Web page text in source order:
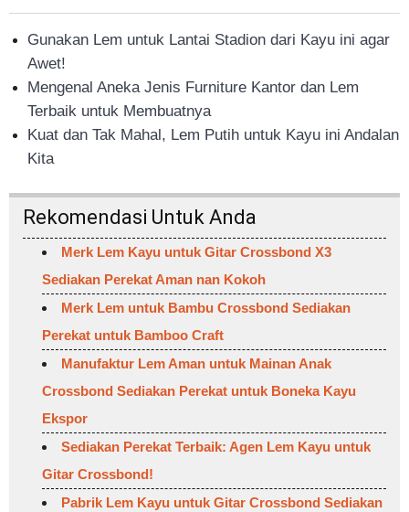
Gunakan Lem untuk Lantai Stadion dari Kayu ini agar
Awet!
Mengenal Aneka Jenis Furniture Kantor dan Lem
Terbaik untuk Membuatnya
Kuat dan Tak Mahal, Lem Putih untuk Kayu ini Andalan
Kita
Rekomendasi Untuk Anda
Merk Lem Kayu untuk Gitar Crossbond X3
Sediakan Perekat Aman nan Kokoh
Merk Lem untuk Bambu Crossbond Sediakan
Perekat untuk Bamboo Craft
Manufaktur Lem Aman untuk Mainan Anak
Crossbond Sediakan Perekat untuk Boneka Kayu
Ekspor
Sediakan Perekat Terbaik: Agen Lem Kayu untuk
Gitar Crossbond!
Pabrik Lem Kayu untuk Gitar Crossbond Sediakan